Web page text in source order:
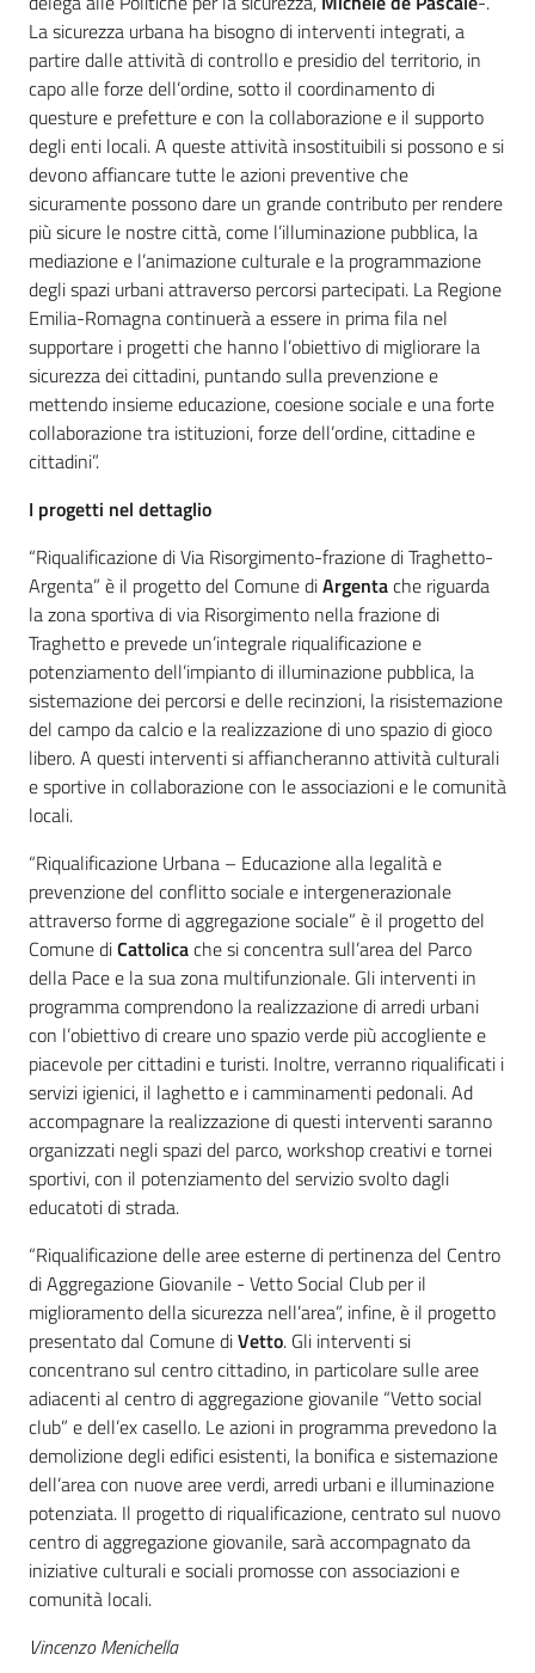
La sicurezza urbana ha bisogno di interventi integrati, a
partire dalle attività di controllo e presidio del territorio, in
capo alle forze dell’ordine, sotto il coordinamento di
questure e prefetture e con la collaborazione e il supporto
degli enti locali. A queste attività insostituibili si possono e si
devono affiancare tutte le azioni preventive che
sicuramente possono dare un grande contributo per rendere
più sicure le nostre città, come l’illuminazione pubblica, la
mediazione e l’animazione culturale e la programmazione
degli spazi urbani attraverso percorsi partecipati. La Regione
Emilia-Romagna continuerà a essere in prima fila nel
supportare i progetti che hanno l’obiettivo di migliorare la
sicurezza dei cittadini, puntando sulla prevenzione e
mettendo insieme educazione, coesione sociale e una forte
collaborazione tra istituzioni, forze dell’ordine, cittadine e
cittadini”.
I progetti nel dettaglio
“Riqualificazione di Via Risorgimento-frazione di Traghetto-
Argenta” è il progetto del Comune diArgentache riguarda
la zona sportiva di via Risorgimento nella frazione di
Traghetto e prevede un’integrale riqualificazione e
potenziamento dell’impianto di illuminazione pubblica, la
sistemazione dei percorsi e delle recinzioni, la risistemazione
del campo da calcio e la realizzazione di uno spazio di gioco
libero. A questi interventi si affiancheranno attività culturali
e sportive in collaborazione con le associazioni e le comunità
locali.
“Riqualificazione Urbana – Educazione alla legalità e
prevenzione del conflitto sociale e intergenerazionale
attraverso forme di aggregazione sociale” è il progetto del
Comune diCattolicache si concentra sull’area del Parco
della Pace e la sua zona multifunzionale. Gli interventi in
programma comprendono la realizzazione di arredi urbani
con l’obiettivo di creare uno spazio verde più accogliente e
piacevole per cittadini e turisti. Inoltre, verranno riqualificati i
servizi igienici, il laghetto e i camminamenti pedonali. Ad
accompagnare la realizzazione di questi interventi saranno
organizzati negli spazi del parco, workshop creativi e tornei
sportivi, con il potenziamento del servizio svolto dagli
educatoti di strada.
“Riqualificazione delle aree esterne di pertinenza del Centro
di Aggregazione Giovanile - Vetto Social Club per il
miglioramento della sicurezza nell’area”, infine, è il progetto
presentato dal Comune diVetto. Gli interventi si
concentrano sul centro cittadino, in particolare sulle aree
adiacenti al centro di aggregazione giovanile “Vetto social
club” e dell’ex casello. Le azioni in programma prevedono la
demolizione degli edifici esistenti, la bonifica e sistemazione
dell’area con nuove aree verdi, arredi urbani e illuminazione
potenziata. Il progetto di riqualificazione, centrato sul nuovo
centro di aggregazione giovanile, sarà accompagnato da
iniziative culturali e sociali promosse con associazioni e
comunità locali.
Vincenzo Menichella